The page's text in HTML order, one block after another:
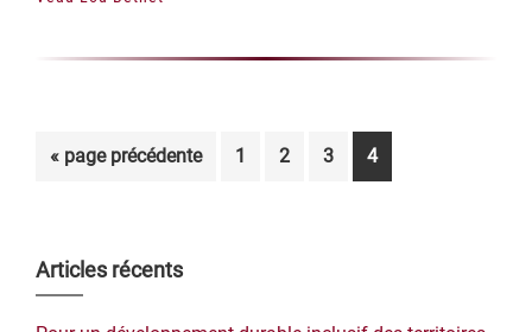
« Aller
page précédente Page
1 Page
2 Page
3 Page
4
Barre
latérale
Articles récents